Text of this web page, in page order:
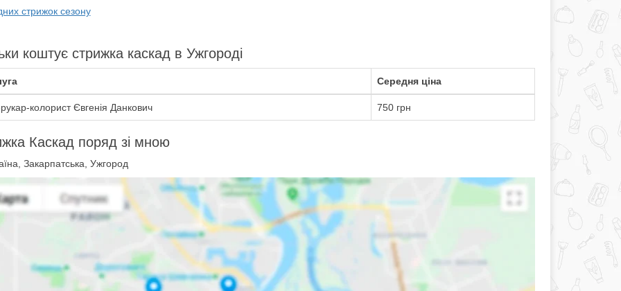
стрижок сезону
коштує стрижка каскад в Ужгороді
Середня ціна
колорист Євгенія Данкович 750 грн
Каскад поряд зі мною
Закарпатська, Ужгород